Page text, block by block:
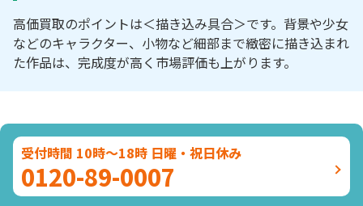
高価買取のポイントは＜描き込み具合＞です。背景や少女
などのキャラクター、小物など細部まで緻密に描き込まれ
た作品は、完成度が高く市場評価も上がります。
受付時間 10時～18時 日曜・祝日休み
0120-89-0007